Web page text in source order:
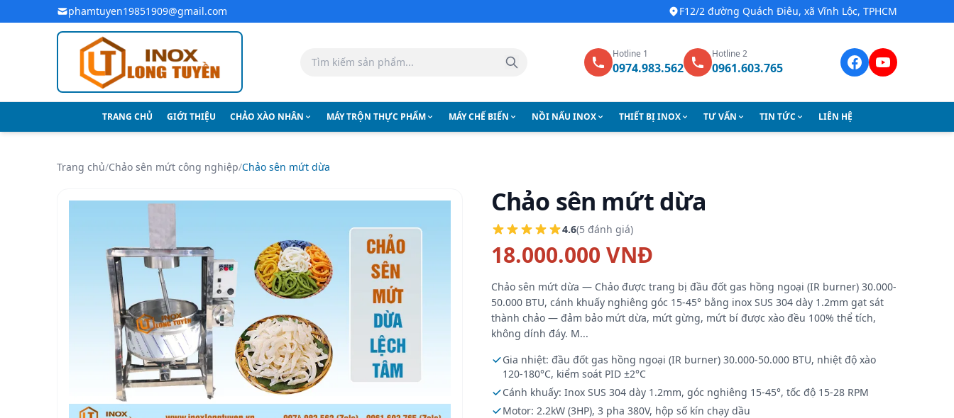
Bỏ qua đến nội dung chính
phamtuyen19851909@gmail.com F12/2 đường Quách Điêu, xã Vĩnh Lộc, TPHCM
Hotline 1
0974.983.562
Hotline 2
0961.603.765
TRANG CHỦ GIỚI THIỆU CHẢO XÀO NHÂN MÁY TRỘN THỰC PHẨM MÁY CHẾ BIẾN NỒI NẤU INOX THIẾT BỊ INOX TƯ VẤN TIN TỨC LIÊN HỆ
Trang chủ/Chảo sên mứt công nghiệp/Chảo sên mứt dừa
Chảo sên mứt dừa
4.6(5 đánh giá)
18.000.000 VNĐ
Chảo sên mứt dừa — Chảo được trang bị đầu đốt gas hồng ngoại (IR burner) 30.000-
50.000 BTU, cánh khuấy nghiêng góc 15-45° bằng inox SUS 304 dày 1.2mm gạt sát
thành chảo — đảm bảo mứt dừa, mứt gừng, mứt bí được xào đều 100% thể tích,
không dính đáy. M...
Gia nhiệt: đầu đốt gas hồng ngoại (IR burner) 30.000-50.000 BTU, nhiệt độ xào
120-180°C, kiểm soát PID ±2°C
Cánh khuấy: Inox SUS 304 dày 1.2mm, góc nghiêng 15-45°, tốc độ 15-28 RPM
Motor: 2.2kW (3HP), 3 pha 380V, hộp số kín chạy dầu